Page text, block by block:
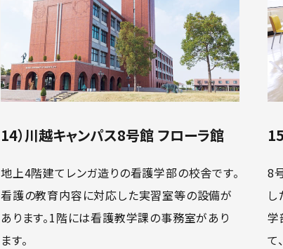
14）川越キャンパス8号館 フローラ館
地上4階建てレンガ造りの看護学部の校舎です。
看護の教育内容に対応した実習室等の設備が
あります。1階には看護教学課の事務室があり
ます。
8
し
学
て